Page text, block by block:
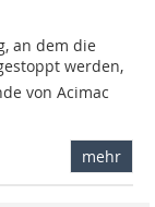
an dem die
werden,
von Acimac
mehr